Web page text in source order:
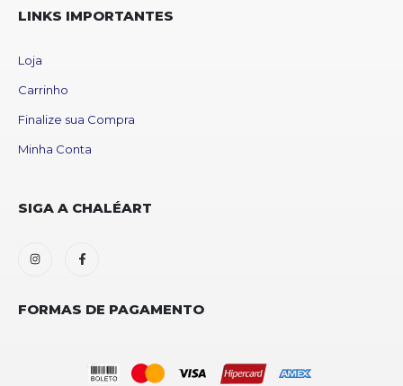
LINKS IMPORTANTES
Loja
Carrinho
Finalize sua Compra
Minha Conta
SIGA A CHALÉART
FORMAS DE PAGAMENTO